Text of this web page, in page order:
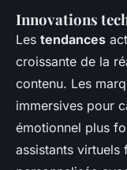
Innovations
Les tendances
croissante de la
contenu. Les
immersives pour
émotionnel plus
assistants virtuels